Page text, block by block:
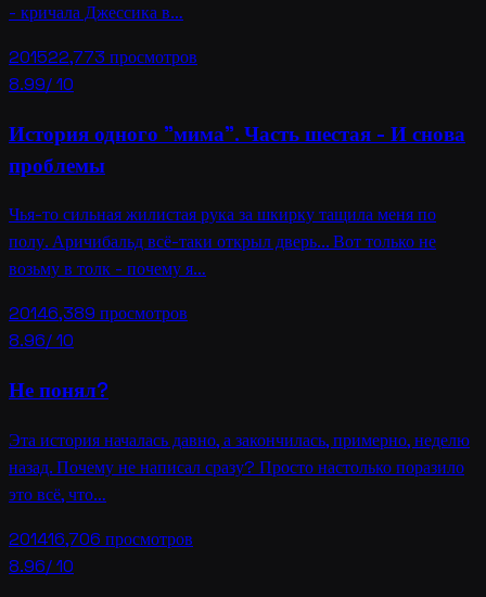
- кричала Джессика в…
201522,773 просмотров
8.99/ 10
История одного "мима". Часть шестая - И снова
проблемы
Чья-то сильная жилистая рука за шкирку тащила меня по
полу. Аричибальд всё-таки открыл дверь... Вот только не
возьму в толк - почему я…
20146,389 просмотров
8.96/ 10
Не понял?
Эта история началась давно, а закончилась, примерно, неделю
назад. Почему не написал сразу? Просто настолько поразило
это всё, что…
201416,706 просмотров
8.96/ 10